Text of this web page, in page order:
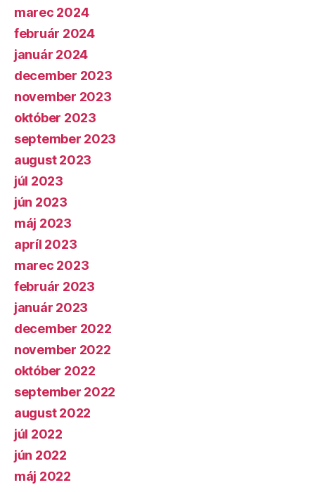
marec 2024
február 2024
január 2024
december 2023
november 2023
október 2023
september 2023
august 2023
júl 2023
jún 2023
máj 2023
apríl 2023
marec 2023
február 2023
január 2023
december 2022
november 2022
október 2022
september 2022
august 2022
júl 2022
jún 2022
máj 2022